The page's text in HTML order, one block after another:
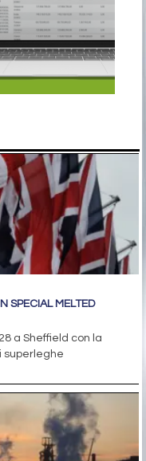
SPECIAL MELTED
a Sheffield con la
superleghe